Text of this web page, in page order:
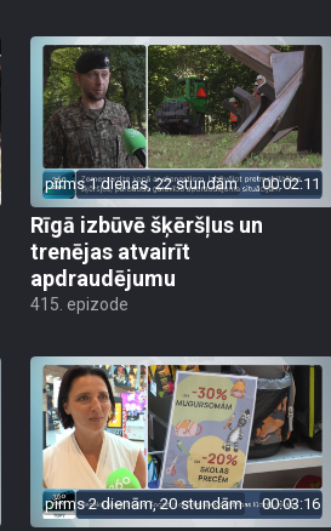
pirms 1 dienas, 22 stundām 00:02:11
Rīgā izbūvē šķēršļus un
trenējas atvairīt
apdraudējumu
415. epizode
pirms 2 dienām, 20 stundām 00:03:16